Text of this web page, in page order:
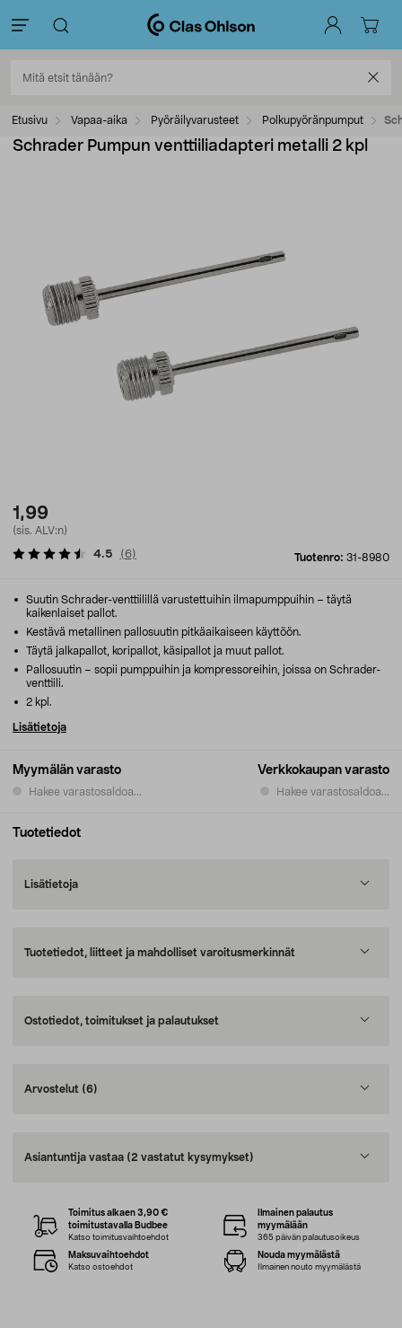
Etusivu Vapaa-aika Pyöräilyvarusteet Polkupyöränpumput
Schrader Pumpun venttiiliadapteri metalli 2 kpl
1,99
(sis. ALV:n)
Tuotenro: 31-8980
4.5 (6)
Myymälän varasto
Hakee varastosaldoa...
Verkkokaupan varasto
Hakee varastosaldoa...
Suutin Schrader-venttiilillä varustettuihin ilmapumppuihin – täytä
kaikenlaiset pallot.
Kestävä metallinen pallosuutin pitkäaikaiseen käyttöön.
Täytä jalkapallot, koripallot, käsipallot ja muut pallot.
Pallosuutin – sopii pumppuihin ja kompressoreihin, joissa on Schrader-
venttiili.
2 kpl.
Lisätietoja
Tuotetiedot
Lisätietoja
Tuotetiedot, liitteet ja mahdolliset varoitusmerkinnät
Ostotiedot, toimitukset ja palautukset
Arvostelut (6)
Asiantuntija vastaa (2 vastatut kysymykset)
Toimitus alkaen 3,90 €
toimitustavalla Budbee
Katso toimitusvaihtoehdot
Ilmainen palautus
myymälään
365 päivän palautusoikeus
Maksuvaihtoehdot
Katso ostoehdot
Nouda myymälästä
Ilmainen nouto myymälästä